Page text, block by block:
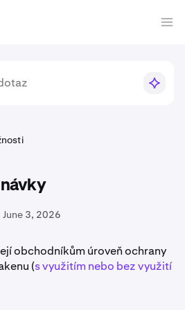
June 3, 2026
obchodníkům úroveň ochrany
(s využitím nebo bez využití